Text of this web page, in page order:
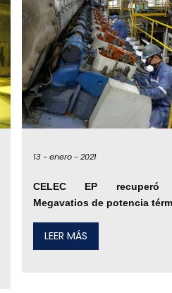
13 - enero - 2021
CELEC EP recuperó
Megavatios de potencia
LEER MÁS